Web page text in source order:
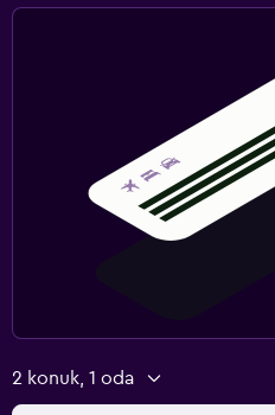
2 konuk, 1 oda